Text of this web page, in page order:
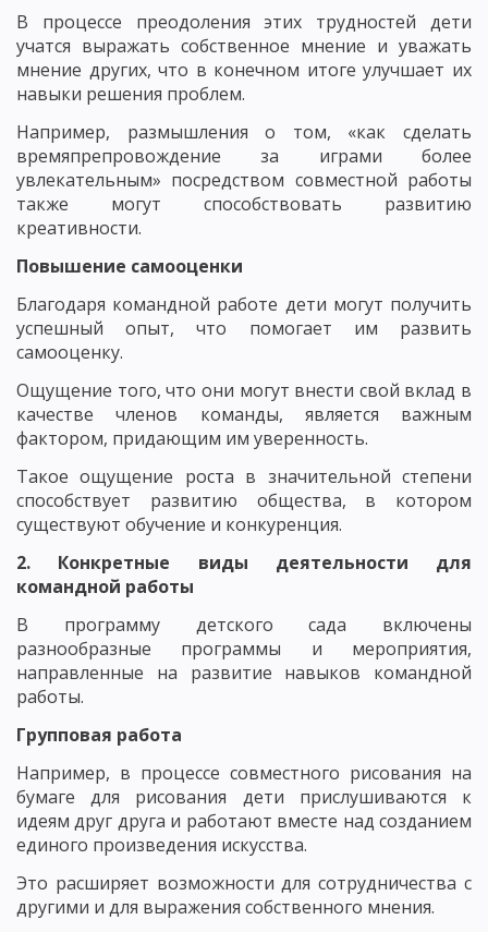
В процессе преодоления этих трудностей дети
учатся выражать собственное мнение и уважать
мнение других, что в конечном итоге улучшает их
навыки решения проблем.
Например, размышления о том, «как сделать
времяпрепровождение за играми более
увлекательным» посредством совместной работы
также могут способствовать развитию
креативности.
Повышение самооценки
Благодаря командной работе дети могут получить
успешный опыт, что помогает им развить
самооценку.
Ощущение того, что они могут внести свой вклад в
качестве членов команды, является важным
фактором, придающим им уверенность.
Такое ощущение роста в значительной степени
способствует развитию общества, в котором
существуют обучение и конкуренция.
2. Конкретные виды деятельности для
командной работы
В программу детского сада включены
разнообразные программы и мероприятия,
направленные на развитие навыков командной
работы.
Групповая работа
Например, в процессе совместного рисования на
бумаге для рисования дети прислушиваются к
идеям друг друга и работают вместе над созданием
единого произведения искусства.
Это расширяет возможности для сотрудничества с
другими и для выражения собственного мнения.